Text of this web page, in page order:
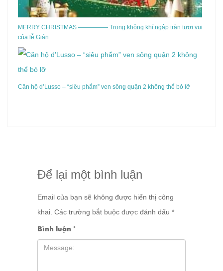
MERRY CHRISTMAS ————— Trong không khí ngập tràn tươi vui
của lễ Gián
Căn hộ d’Lusso – “siêu phẩm” ven sông quận 2 không thể bỏ lỡ
Để lại một bình luận
Email của bạn sẽ không được hiển thị công
khai. Các trường bắt buộc được đánh dấu *
Bình luận *